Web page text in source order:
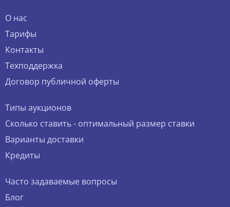
О нас
Тарифы
Контакты
Техподдержка
Договор публичной оферты
Типы аукционов
Сколько ставить - оптимальный размер ставки
Варианты доставки
Кредиты
Часто задаваемые вопросы
Блог